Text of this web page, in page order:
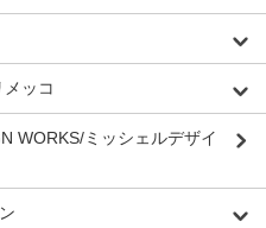
ッコ
WORKS/ミッシェルデザイ